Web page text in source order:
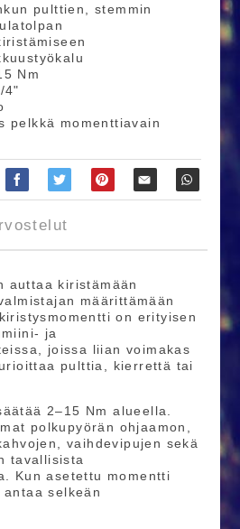
pulttien, stemmin
Nm
4"
pelkkä momenttiavain
auttaa kiristämään
määrittämään
on erityisen
ja
joissa liian voimakas
pulttia, kierrettä tai
2–15 Nm alueella.
polkupyörän ohjaamon,
vaihdevipujen sekä
tavallisista
Kun asetettu momentti
selkeän